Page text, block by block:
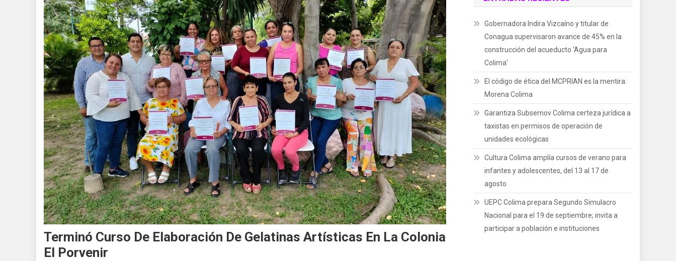
Terminó Curso De Elaboración De Gelatinas Artísticas En La Colonia
El Porvenir
Gobernadora Indira Vizcaíno y titular de
Conagua supervisaron avance de 45% en la
construcción del acueducto ‘Agua para
Colima’
El código de ética del MCPRIAN es la mentira:
Morena Colima
Garantiza Subsemov Colima certeza jurídica a
taxistas en permisos de operación de
unidades ecológicas
Cultura Colima amplía cursos de verano para
infantes y adolescentes, del 13 al 17 de
agosto
UEPC Colima prepara Segundo Simulacro
Nacional para el 19 de septiembre; invita a
participar a población e instituciones